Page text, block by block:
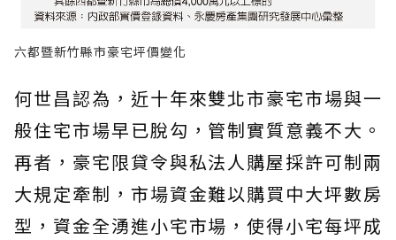
六都暨新竹縣市豪宅坪價變化
何世昌認為，近十年來雙北市豪宅市場與一
般住宅市場早已脫勾，管制實質意義不大。
再者，豪宅限貸令與私法人購屋採許可制兩
大規定牽制，市場資金難以購買中大坪數房
型，資金全湧進小宅市場，使得小宅每坪成